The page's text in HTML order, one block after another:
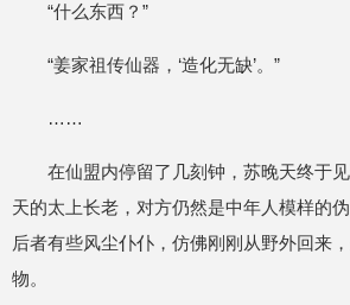
“什么东西？”
“姜家祖传仙器，‘造化无缺’。”
……
在仙盟内停留了几刻钟，苏晚天终于
天的太上长老，对方仍然是中年人模样的
后者有些风尘仆仆，仿佛刚刚从野外回来
物。